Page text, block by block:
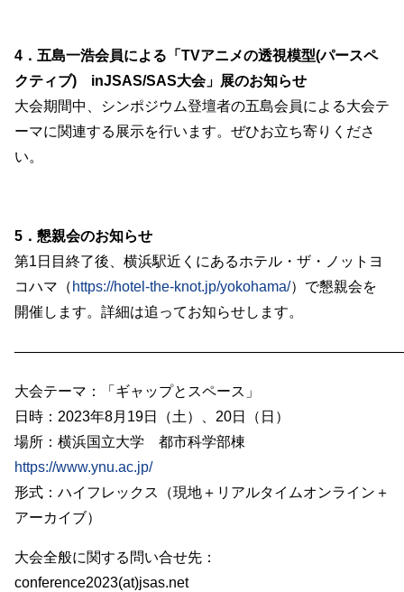
4．五島一浩会員による「TVアニメの透視模型(パースペ
クティブ) inJSAS/SAS大会」展のお知らせ
大会期間中、シンポジウム登壇者の五島会員による大会テ
ーマに関連する展示を行います。ぜひお立ち寄りくださ
い。
5．懇親会のお知らせ
第1日目終了後、横浜駅近くにあるホテル・ザ・ノットヨ
コハマ（ https://hotel-the-knot.jp/yokohama/）で懇親会を
開催します。詳細は追ってお知らせします。
大会テーマ：「ギャップとスペース」
日時：2023年8月19日（土）、20日（日）
場所：横浜国立大学 都市科学部棟
https://www.ynu.ac.jp/
形式：ハイフレックス（現地＋リアルタイムオンライン＋
アーカイブ）
大会全般に関する問い合せ先：
conference2023(at)jsas.net